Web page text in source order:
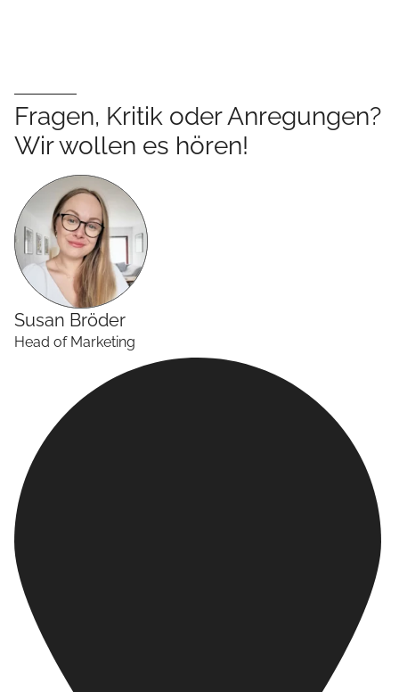
Fragen, Kritik oder Anregungen?
Wir wollen es hören!
Susan Bröder
Head of Marketing